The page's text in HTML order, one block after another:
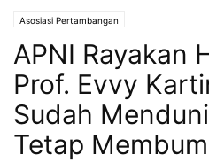
Asosiasi Pertambangan
APNI Rayakan
Prof. Evvy
Sudah
Tetap